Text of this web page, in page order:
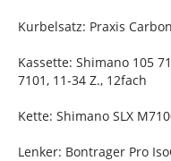
Kurbelsatz: Praxis
Kassette: Shimano 105
7101, 11-34 Z., 12fach
Kette: Shimano SLX
Lenker: Bontrager Pro